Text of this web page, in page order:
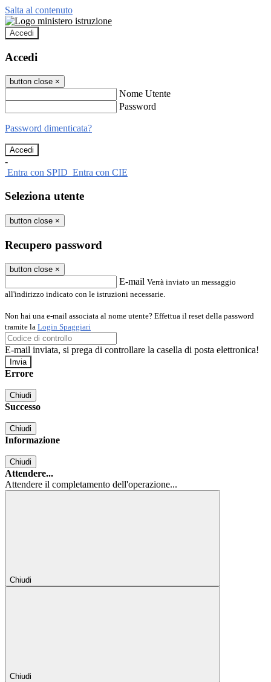
Salta al contenuto
Accedi
Accedi
button close ×
Nome Utente
Password
Password dimenticata?
-
Entra con SPID Entra con CIE
Seleziona utente
button close ×
Recupero password
button close ×
E-mail Verrà inviato un messaggio
all'indirizzo indicato con le istruzioni necessarie.
Non hai una e-mail associata al nome utente? Effettua il reset della password
tramite la Login Spaggiari
E-mail inviata, si prega di controllare la casella di posta elettronica!
Errore
Chiudi
Successo
Chiudi
Informazione
Chiudi
Attendere...
Attendere il completamento dell'operazione...
Chiudi
Chiudi